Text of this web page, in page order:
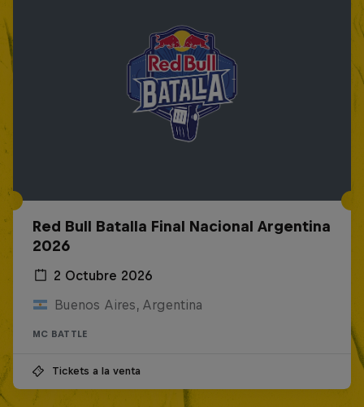
Red Bull Batalla Final Nacional Argentina
2026
2 Octubre 2026
Buenos Aires, Argentina
MC BATTLE
Tickets a la venta